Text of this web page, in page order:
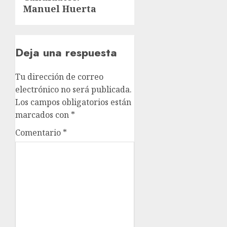
Manuel Huerta
Deja una respuesta
Tu dirección de correo
electrónico no será publicada.
Los campos obligatorios están
marcados con *
Comentario *